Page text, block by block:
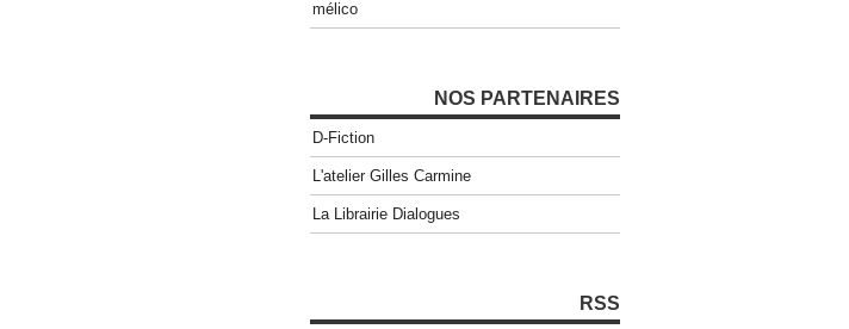
mélico
NOS PARTENAIRES
D-Fiction
L'atelier Gilles Carmine
La Librairie Dialogues
RSS